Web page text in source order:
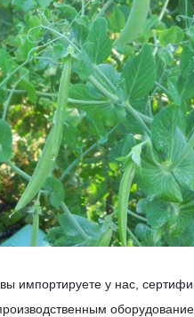
импортируете у нас,